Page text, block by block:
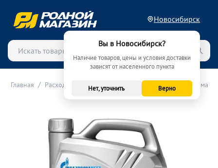
Новосибирск
Вы в Новосибирск?
Наличие товаров, цены и условия доставки
зависят от населенного пункта
Нет, уточнить Верно
Главная / Расходные материалы (ТО) Масла / Моторные масла